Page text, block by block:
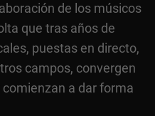
de los músicos
que tras años de
puestas en directo,
campos, convergen
a dar forma